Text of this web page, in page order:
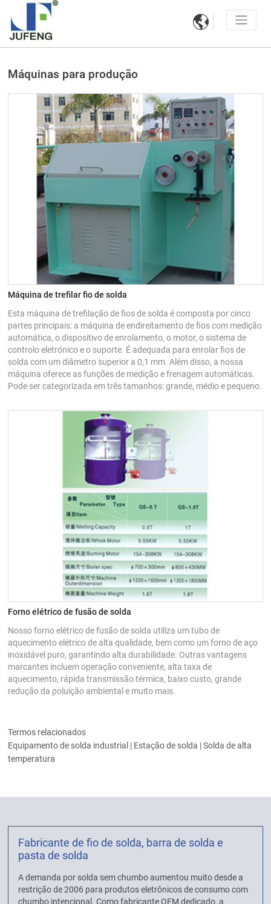

Máquinas para produção
Máquina de trefilar fio de solda
Esta máquina de trefilação de fios de solda é composta por cinco
partes principais: a máquina de endireitamento de fios com medição
automática, o dispositivo de enrolamento, o motor, o sistema de
controlo eletrónico e o suporte. É adequada para enrolar fios de
solda com um diâmetro superior a 0,1 mm. Além disso, a nossa
máquina oferece as funções de medição e frenagem automáticas.
Pode ser categorizada em três tamanhos: grande, médio e pequeno.
Forno elétrico de fusão de solda
Nosso forno elétrico de fusão de solda utiliza um tubo de
aquecimento elétrico de alta qualidade, bem como um forno de aço
inoxidável puro, garantindo alta durabilidade. Outras vantagens
marcantes incluem operação conveniente, alta taxa de
aquecimento, rápida transmissão térmica, baixo custo, grande
redução da poluição ambiental e muito mais.
Termos relacionados
Equipamento de solda industrial | Estação de solda | Solda de alta
temperatura
Fabricante de fio de solda, barra de solda e
pasta de solda
A demanda por solda sem chumbo aumentou muito desde a
restrição de 2006 para produtos eletrônicos de consumo com
chumbo intencional. Como fabricante OEM dedicado, a